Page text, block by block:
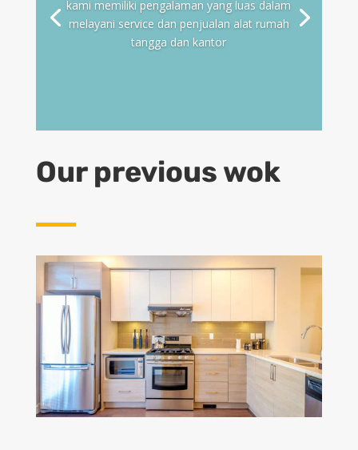
dengan tujuan untuk menjangkau
seluruh wilayah indonesia
Our previous wok